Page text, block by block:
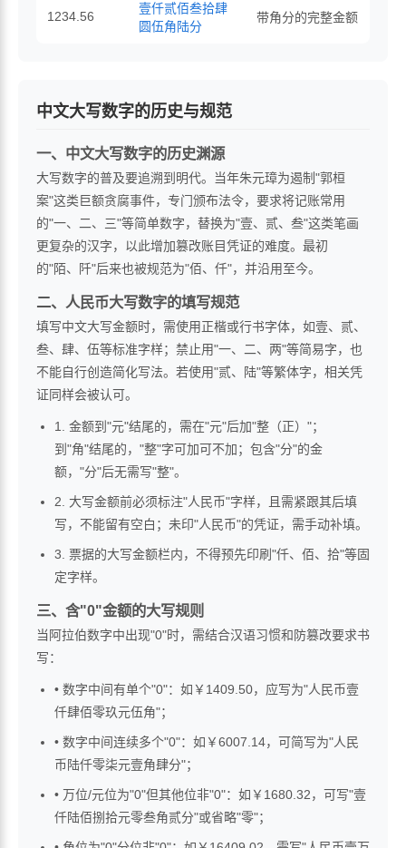
1234.56
壹仟贰佰叁拾肆
圆伍角陆分
带角分的完整金额
中文大写数字的历史与规范
一、中文大写数字的历史渊源
大写数字的普及要追溯到明代。当年朱元璋为遏制"郭桓
案"这类巨额贪腐事件，专门颁布法令，要求将记账常用
的"一、二、三"等简单数字，替换为"壹、贰、叁"这类笔画
更复杂的汉字，以此增加篡改账目凭证的难度。最初
的"陌、阡"后来也被规范为"佰、仟"，并沿用至今。
二、人民币大写数字的填写规范
填写中文大写金额时，需使用正楷或行书字体，如壹、贰、
叁、肆、伍等标准字样；禁止用"一、二、两"等简易字，也
不能自行创造简化写法。若使用"贰、陆"等繁体字，相关凭
证同样会被认可。
1. 金额到"元"结尾的，需在"元"后加"整（正）"；
到"角"结尾的，"整"字可加可不加；包含"分"的金
额，"分"后无需写"整"。
2. 大写金额前必须标注"人民币"字样，且需紧跟其后填
写，不能留有空白；未印"人民币"的凭证，需手动补填。
3. 票据的大写金额栏内，不得预先印刷"仟、佰、拾"等固
定字样。
三、含"0"金额的大写规则
当阿拉伯数字中出现"0"时，需结合汉语习惯和防篡改要求书
写：
• 数字中间有单个"0"：如￥1409.50，应写为"人民币壹
仟肆佰零玖元伍角"；
• 数字中间连续多个"0"：如￥6007.14，可简写为"人民
币陆仟零柒元壹角肆分"；
• 万位/元位为"0"但其他位非"0"：如￥1680.32，可写"壹
仟陆佰捌拾元零叁角贰分"或省略"零"；